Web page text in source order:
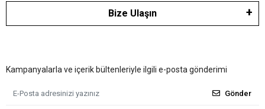
Bize Ulaşın
Kampanyalarla ve içerik bültenleriyle ilgili e-posta gönderimi
Gönder